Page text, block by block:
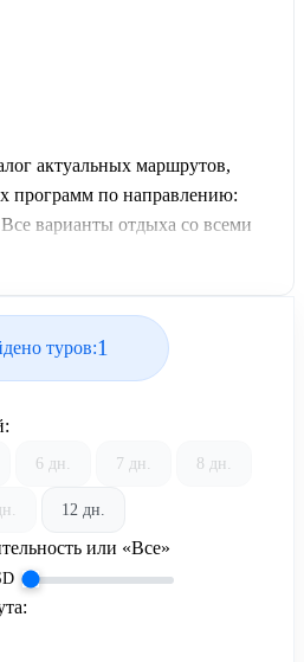
актуальных маршрутов,
программ по направлению:
варианты отдыха со всеми
от United Travel Systems.
туров:1
6 дн. 7 дн. 8 дн.
12 дн.
или «Все»